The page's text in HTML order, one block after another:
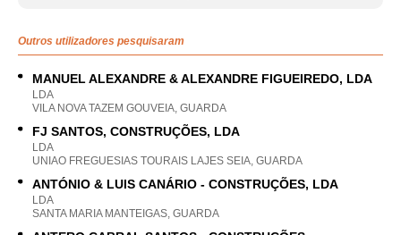
Outros utilizadores pesquisaram
MANUEL ALEXANDRE & ALEXANDRE FIGUEIREDO, LDA
LDA
VILA NOVA TAZEM GOUVEIA, GUARDA
FJ SANTOS, CONSTRUÇÕES, LDA
LDA
UNIAO FREGUESIAS TOURAIS LAJES SEIA, GUARDA
ANTÓNIO & LUIS CANÁRIO - CONSTRUÇÕES, LDA
LDA
SANTA MARIA MANTEIGAS, GUARDA